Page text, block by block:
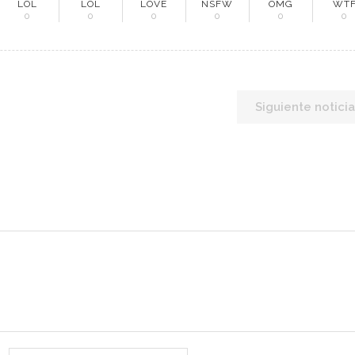
LOL
0
LOL
0
LOVE
0
NSFW
0
OMG
0
WTF
0
Siguiente noticia